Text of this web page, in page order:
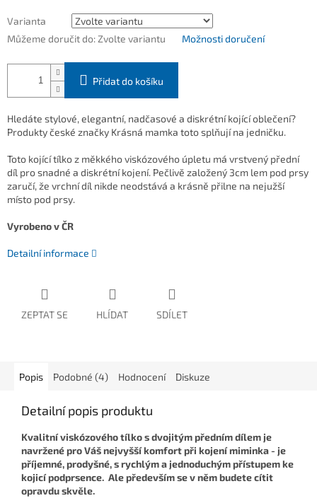
Varianta
Můžeme doručit do: Zvolte variantu Možnosti doručení
Přidat do košíku
Hledáte stylové, elegantní, nadčasové a diskrétní kojící oblečení?
Produkty české značky Krásná mamka toto splňují na jedničku.
Toto kojící tílko z měkkého viskózového úpletu má vrstvený přední
díl pro snadné a diskrétní kojení. Pečlivě založený 3cm lem pod prsy
zaručí, že vrchní díl nikde neodstává a krásně přilne na nejužší
místo pod prsy.
Vyrobeno v ČR
Detailní informace
ZEPTAT SE HLÍDAT SDÍLET
Popis Podobné (4) Hodnocení Diskuze
Detailní popis produktu
Kvalitní viskózového tílko s dvojitým předním dílem je
navržené pro Váš nejvyšší komfort při kojení miminka - je
příjemné, prodyšné, s rychlým a jednoduchým přístupem ke
kojicí podprsence. Ale především se v něm budete cítit
opravdu skvěle.